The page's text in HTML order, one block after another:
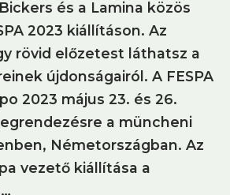
és a Lamina közös
2023 kiállításon. Az
rövid előzetest láthatsz a
újdonságairól. A FESPA
2023 május 23. és 26.
a müncheni
Németországban. Az
vezető kiállítása a